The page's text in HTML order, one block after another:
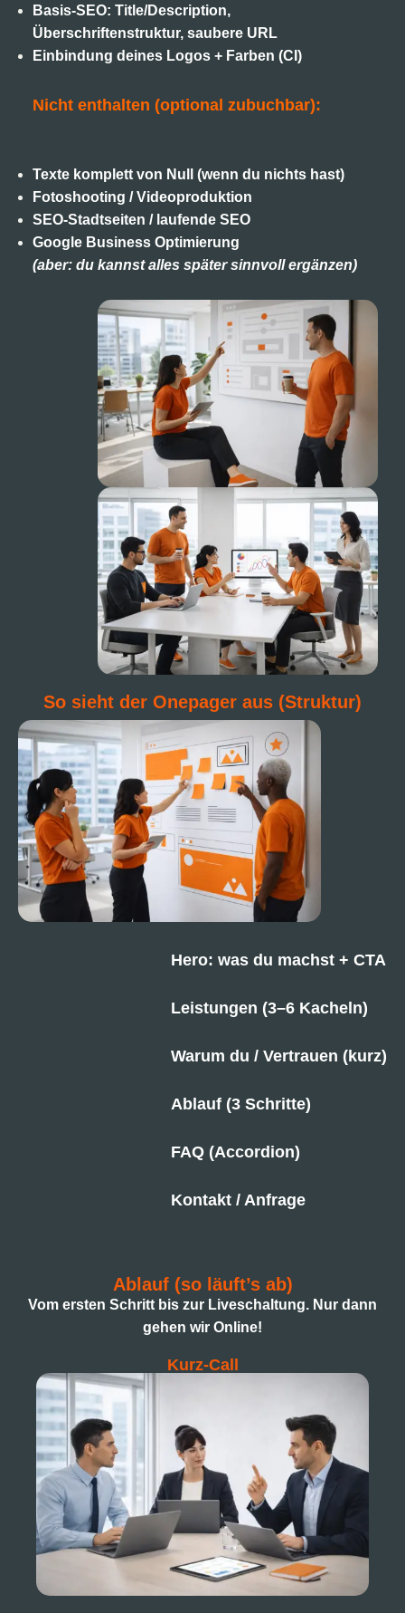
Basis-SEO: Title/Description,
Überschriftenstruktur, saubere URL
Einbindung deines Logos + Farben (CI)
Nicht enthalten (optional zubuchbar):
Texte komplett von Null (wenn du nichts hast)
Fotoshooting / Videoproduktion
SEO-Stadtseiten / laufende SEO
Google Business Optimierung
(aber: du kannst alles später sinnvoll ergänzen)
So sieht der Onepager aus (Struktur)
Hero: was du machst + CTA
Leistungen (3–6 Kacheln)
Warum du / Vertrauen (kurz)
Ablauf (3 Schritte)
FAQ (Accordion)
Kontakt / Anfrage
Ablauf (so läuft’s ab)
Vom ersten Schritt bis zur Liveschaltung. Nur dann
gehen wir Online!
Kurz-Call